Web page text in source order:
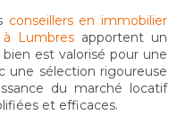
conseillers en immobilier
Lumbresapportent un
est valorisé pour une
une sélection rigoureuse
du marché locatif
et efficaces.